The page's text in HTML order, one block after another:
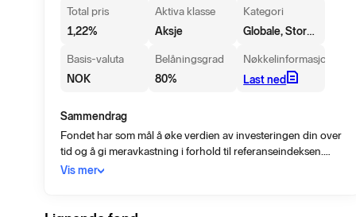
Total pris
1,22%
Aktiva klasse
Aksje
Kategori
Globale, Store selskaper, Blanding
Basis-valuta
NOK
Belåningsgrad
80%
Nøkkelinformasjon
Last ned
Sammendrag
Fondet har som mål å øke verdien av investeringen din over
tid og å gi meravkastning i forhold til referanseindeksen.
Fondet forvaltes aktivt og investerer primært i aksjer fra hele
Vis mer